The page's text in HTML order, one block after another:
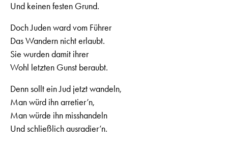
Und keinen festen Grund.
Doch Juden ward vom Führer
Das Wandern nicht erlaubt.
Sie wurden damit ihrer
Wohl letzten Gunst beraubt.
Denn sollt ein Jud jetzt wandeln,
Man würd ihn arretier’n,
Man würde ihn misshandeln
Und schließlich ausradier’n.